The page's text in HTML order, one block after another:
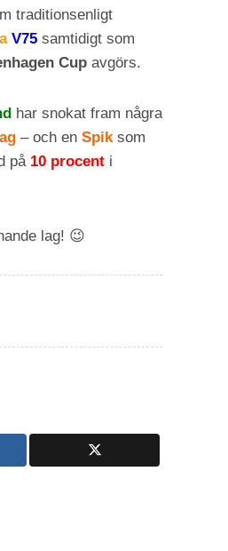
traditionsenligt
V75 samtidigt som
Cup avgörs.
har snokat fram några
– och en Spiksom
på 10 procent i
lag! 😉